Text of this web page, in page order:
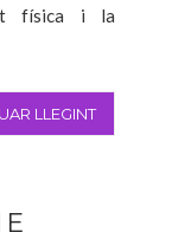
física i la
LLEGINT